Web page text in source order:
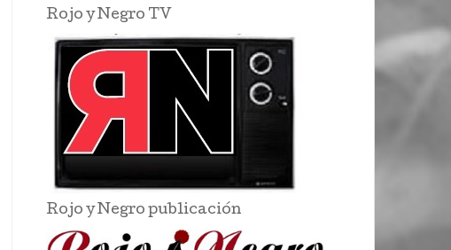
Rojo y Negro TV
Rojo y Negro publicación